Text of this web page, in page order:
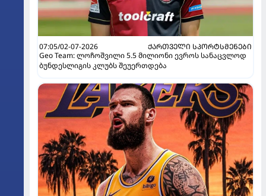
07:05/02-07-2026
ᲥᲐᲠᲗᲕᲔᲚᲘ ᲡᲞᲝᲠᲢᲡᲛᲔᲜᲔᲑᲘ
Geo Team: ლოჩოშვილი 5.5 მილიონი ევროს სანაცვლოდ
ბუნდესლიგის კლუბს შეუერთდება